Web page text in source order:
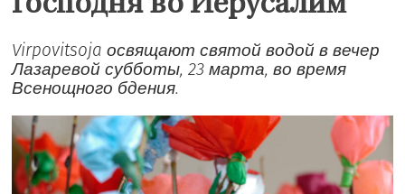
Virpovitsoja освящают святой водой в вечер
Лазаревой субботы, 23 марта, во время
Всенощного бдения.